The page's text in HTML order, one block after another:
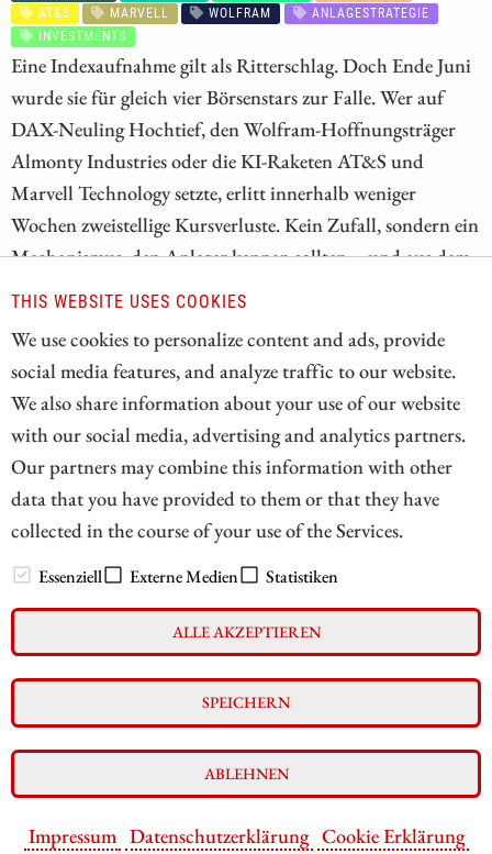
THIS WEBSITE USES COOKIES
We use cookies to personalize content and ads, provide
social media features, and analyze traffic to our website.
We also share information about your use of our website
with our social media, advertising and analytics partners.
Our partners may combine this information with other
data that you have provided to them or that they have
collected in the course of your use of the Services.
Essenziell Externe Medien Statistiken
ALLE AKZEPTIEREN
SPEICHERN
ABLEHNEN
Impressum Datenschutzerklärung Cookie Erklärung
AT&S
MARVELL WOLFRAM
ANLAGESTRATEGIE
INVESTMENTS
Eine Indexaufnahme gilt als Ritterschlag. Doch Ende Juni
wurde sie für gleich vier Börsenstars zur Falle. Wer auf
DAX-Neuling Hochtief, den Wolfram-Hoffnungsträger
Almonty Industries oder die KI-Raketen AT&S und
Marvell Technology setzte, erlitt innerhalb weniger
Wochen zweistellige Kursverluste. Kein Zufall, sondern ein
Mechanismus, den Anleger kennen sollten – und aus dem
aktuellen Notierungen mit den Kurszielen der Analysten
verglichen.
ZUM KOMMENTAR
// zukunftsbilanzen.de 2026
Impressum
Datenschutz
Interessenskonflikt & Risikohinweis
Nutzungsbedingungen